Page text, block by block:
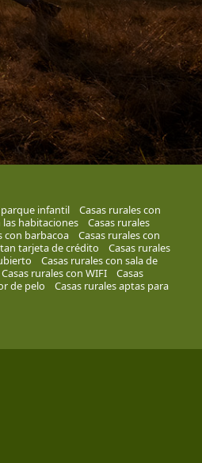
parque infantil
Casas rurales con
habitaciones
Casas rurales
con barbacoa
Casas rurales con
tarjeta de crédito
Casas rurales
Casas rurales con sala de
Casas rurales con WIFI
Casas
de pelo
Casas rurales aptas para